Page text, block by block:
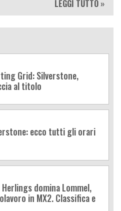
LEGGI TUTTO »
Grid: Silverstone,
al titolo
ecco tutti gli orari
Herlings domina Lommel,
in MX2. Classifica e